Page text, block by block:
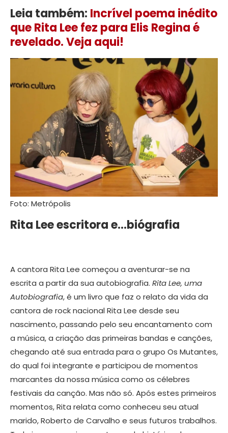
Leia também: Incrível poema inédito
que Rita Lee fez para Elis Regina é
revelado. Veja aqui!
Foto: Metrópolis
Rita Lee escritora e…biógrafia
A cantora Rita Lee começou a aventurar-se na
escrita a partir da sua autobiografia. Rita Lee, uma
Autobiografia, é um livro que faz o relato da vida da
cantora de rock nacional Rita Lee desde seu
nascimento, passando pelo seu encantamento com
a música, a criação das primeiras bandas e canções,
chegando até sua entrada para o grupo Os Mutantes,
do qual foi integrante e participou de momentos
marcantes da nossa música como os célebres
festivais da canção. Mas não só. Após estes primeiros
momentos, Rita relata como conheceu seu atual
marido, Roberto de Carvalho e seus futuros trabalhos.